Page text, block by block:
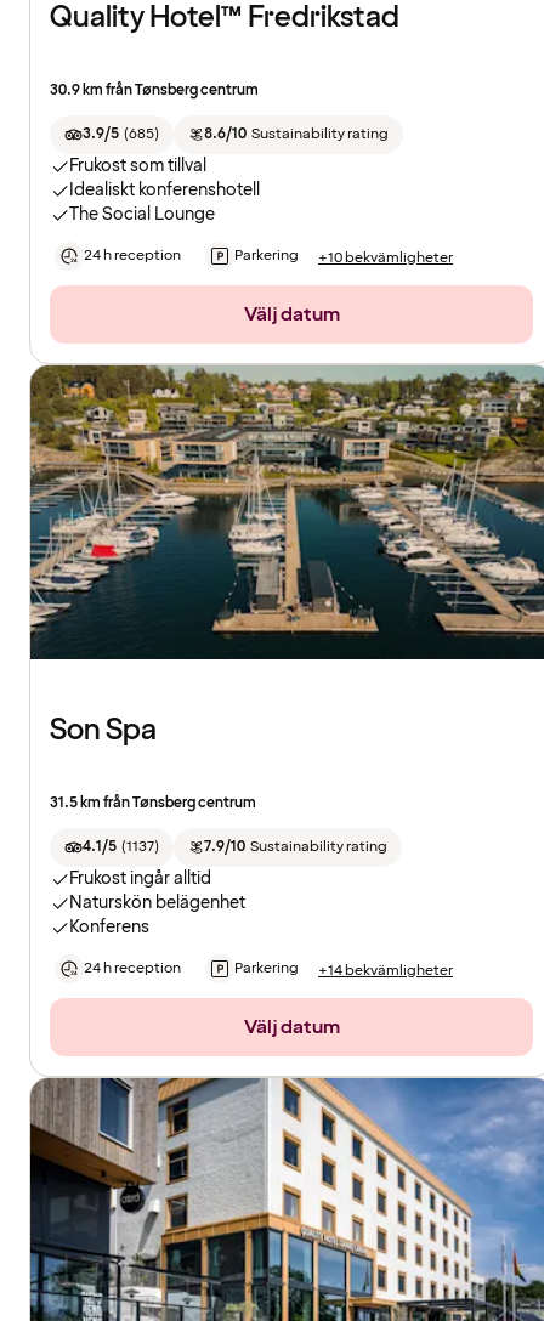
Quality Hotel™ Fredrikstad
30.9 km från Tønsberg centrum
3.9/5 (685) 8.6/10 Sustainability rating
Frukost som tillval
Idealiskt konferenshotell
The Social Lounge
24 h reception Parkering +10 bekvämligheter
Välj datum
Son Spa
31.5 km från Tønsberg centrum
4.1/5 (1137) 7.9/10 Sustainability rating
Frukost ingår alltid
Naturskön belägenhet
Konferens
24 h reception Parkering +14 bekvämligheter
Välj datum